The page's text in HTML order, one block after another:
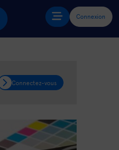
Connexion
Connectez-vous